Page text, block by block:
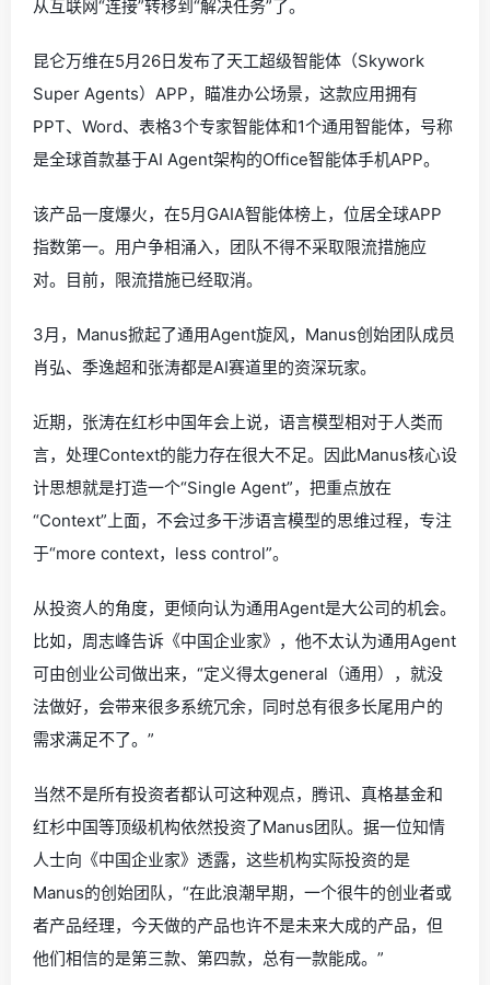
从互联网“连接”转移到“解决任务”了。
昆仑万维在5月26日发布了天工超级智能体（Skywork
Super Agents）APP，瞄准办公场景，这款应用拥有
PPT、Word、表格3个专家智能体和1个通用智能体，号称
是全球首款基于AI Agent架构的Office智能体手机APP。
该产品一度爆火，在5月GAIA智能体榜上，位居全球APP
指数第一。用户争相涌入，团队不得不采取限流措施应
对。目前，限流措施已经取消。
3月，Manus掀起了通用Agent旋风，Manus创始团队成员
肖弘、季逸超和张涛都是AI赛道里的资深玩家。
近期，张涛在红杉中国年会上说，语言模型相对于人类而
言，处理Context的能力存在很大不足。因此Manus核心设
计思想就是打造一个“Single Agent”，把重点放在
“Context”上面，不会过多干涉语言模型的思维过程，专注
于“more context，less control”。
从投资人的角度，更倾向认为通用Agent是大公司的机会。
比如，周志峰告诉《中国企业家》，他不太认为通用Agent
可由创业公司做出来，“定义得太general（通用），就没
法做好，会带来很多系统冗余，同时总有很多长尾用户的
需求满足不了。”
当然不是所有投资者都认可这种观点，腾讯、真格基金和
红杉中国等顶级机构依然投资了Manus团队。据一位知情
人士向《中国企业家》透露，这些机构实际投资的是
Manus的创始团队，“在此浪潮早期，一个很牛的创业者或
者产品经理，今天做的产品也许不是未来大成的产品，但
他们相信的是第三款、第四款，总有一款能成。”